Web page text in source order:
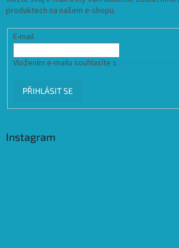
produktech na našem e-shopu.
E-mail
Vložením e-mailu souhlasíte s
PŘIHLÁSIT SE
Instagram